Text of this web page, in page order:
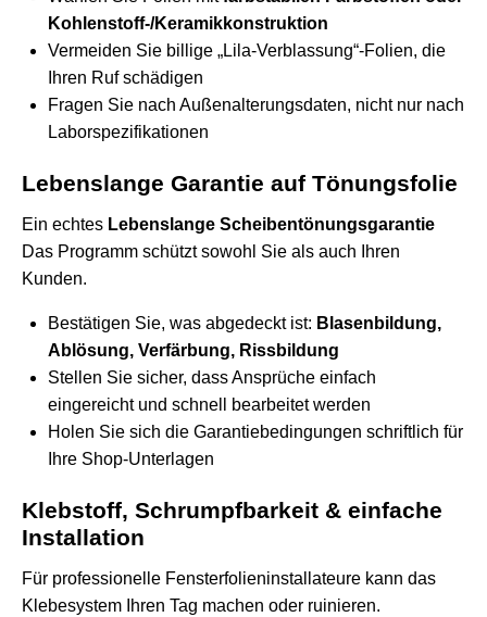
Kohlenstoff-/Keramikkonstruktion
Vermeiden Sie billige „Lila-Verblassung“-Folien, die
Ihren Ruf schädigen
Fragen Sie nach Außenalterungsdaten, nicht nur nach
Laborspezifikationen
Lebenslange Garantie auf Tönungsfolie
Ein echtes Lebenslange Scheibentönungsgarantie
Das Programm schützt sowohl Sie als auch Ihren
Kunden.
Bestätigen Sie, was abgedeckt ist: Blasenbildung,
Ablösung, Verfärbung, Rissbildung
Stellen Sie sicher, dass Ansprüche einfach
eingereicht und schnell bearbeitet werden
Holen Sie sich die Garantiebedingungen schriftlich für
Ihre Shop-Unterlagen
Klebstoff, Schrumpfbarkeit & einfache
Installation
Für professionelle Fensterfolieninstallateure kann das
Klebesystem Ihren Tag machen oder ruinieren.